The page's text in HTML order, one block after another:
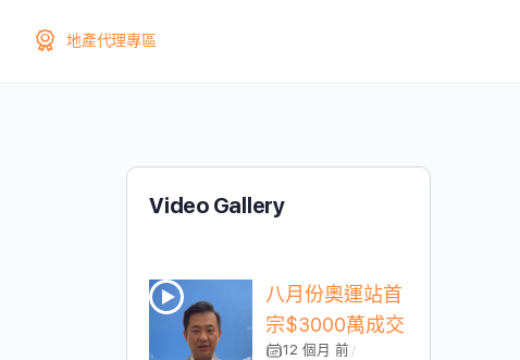
地產代理專區
Video Gallery
八月份奧運站首
宗$3000萬成交
12 個月 前 /